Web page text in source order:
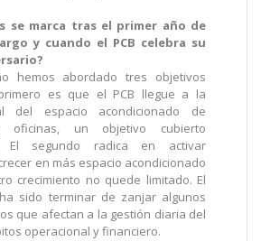
se marca tras el primer año de
y cuando el PCB celebra su
hemos abordado tres objetivos
es que el PCB llegue a la
del espacio acondicionado de
oficinas, un objetivo cubierto
El segundo radica en activar
en más espacio acondicionado
crecimiento no quede limitado. El
sido terminar de zanjar algunos
que afectan a la gestión diaria del
operacional y financiero.